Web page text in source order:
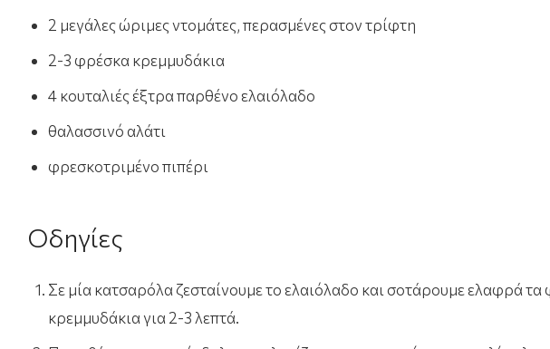
2 μεγάλες ώριμες ντομάτες, περασμένες στον τρίφτη
2-3 φρέσκα κρεμμυδάκια
4 κουταλιές έξτρα παρθένο ελαιόλαδο
θαλασσινό αλάτι
φρεσκοτριμένο πιπέρι
Οδηγίες
Σε μία κατσαρόλα ζεσταίνουμε το ελαιόλαδο και σοτάρουμε ελαφρά τα
κρεμμυδάκια για 2-3 λεπτά.